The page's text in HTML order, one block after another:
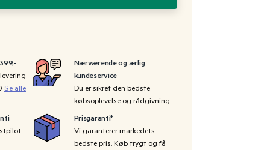
Se alle
Nærværende og ærlig
kundeservice
Du er sikret den bedste
købsoplevelse og rådgivning
Prisgaranti*
Vi garanterer markedets
bedste pris. Køb trygt og få